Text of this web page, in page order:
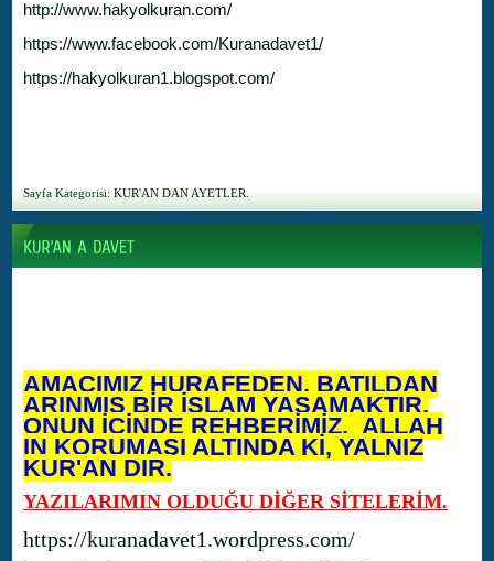
AMACIMIZ HURAFEDEN, BATILDAN
ARINMIŞ BİR İSLAM YAŞAMAKTIR.
ONUN İÇİNDE REHBERİMİZ, ALLAH
IN KORUMASI ALTINDA Kİ, YALNIZ
KUR'AN DIR.
YAZILARIMIN OLDUĞU DİĞER SİTELERİM.
https://kuranadavet1.wordpress.com/
http://www.hakyolkuran.com/
https://www.facebook.com/Kuranadavet1/
https://hakyolkuran1.blogspot.com/
Sayfa Kategorisi: KUR'AN DAN AYETLER.